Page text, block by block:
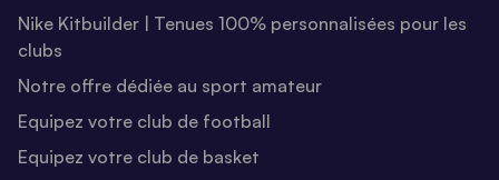
Nike Kitbuilder | Tenues 100% personnalisées pour les
clubs
Notre offre dédiée au sport amateur
Equipez votre club de football
Equipez votre club de basket